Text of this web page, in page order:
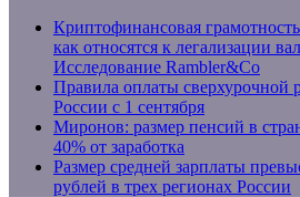
Криптофинансовая
как относятся к легализации
Исследование Rambler&Co
Правила оплаты сверхурочной
России с 1 сентября
Миронов: размер пенсий в
40% от заработка
Размер средней зарплаты
рублей в трех регионах России